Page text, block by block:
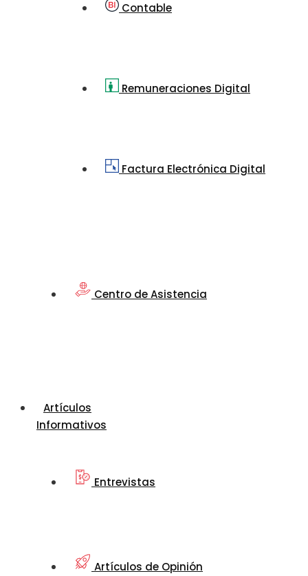
Contable
Remuneraciones Digital
Factura Electrónica Digital
Centro de Asistencia
Artículos
Informativos
Entrevistas
Artículos de Opinión